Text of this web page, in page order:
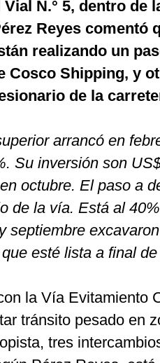
N.° 5, dentro de
Reyes comentó
realizando un
Cosco Shipping, y
de la
arrancó en
Su inversión son
octubre. El paso a
de la vía. Está al
septiembre
esté lista a final de
la Vía Evitamiento
tránsito pesado en
tres